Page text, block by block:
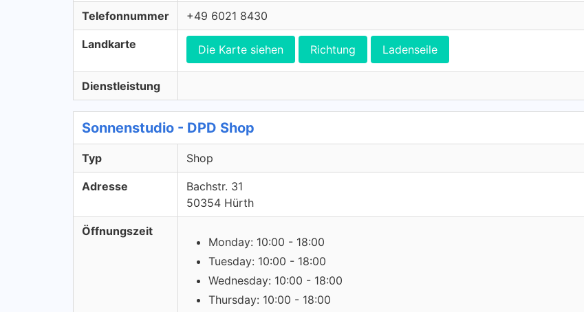
Telefonnummer +49 6021 8430
Landkarte Die Karte siehen Richtung Ladenseile
Dienstleistung
Sonnenstudio - DPD Shop
Typ Shop
Adresse
Bachstr. 31
50354 Hürth
Öffnungszeit
Monday: 10:00 - 18:00
Tuesday: 10:00 - 18:00
Wednesday: 10:00 - 18:00
Thursday: 10:00 - 18:00